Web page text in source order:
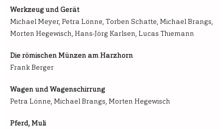
Werkzeug und Gerät
Michael Meyer, Petra Lönne, Torben Schatte, Michael Brangs,
Morten Hegewisch, Hans-Jörg Karlsen, Lucas Thiemann
Die römischen Münzen am Harzhorn
Frank Berger
Wagen und Wagenschirrung
Petra Lönne, Michael Brangs, Morten Hegewisch
Pferd, Muli